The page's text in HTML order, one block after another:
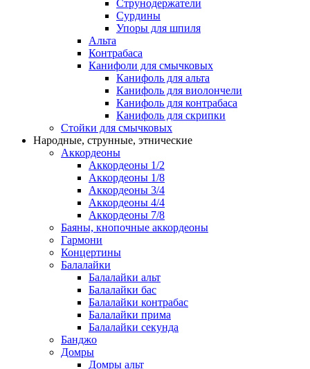
Струнодержатели
Сурдины
Упоры для шпиля
Альта
Контрабаса
Канифоли для смычковых
Канифоль для альта
Канифоль для виолончели
Канифоль для контрабаса
Канифоль для скрипки
Стойки для смычковых
Народные, струнные, этнические
Аккордеоны
Аккордеоны 1/2
Аккордеоны 1/8
Аккордеоны 3/4
Аккордеоны 4/4
Аккордеоны 7/8
Баяны, кнопочные аккордеоны
Гармони
Концертины
Балалайки
Балалайки альт
Балалайки бас
Балалайки контрабас
Балалайки прима
Балалайки секунда
Банджо
Домры
Домры альт